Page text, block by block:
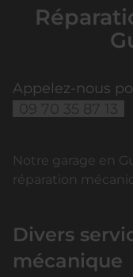
Appelez-nous
09 70 35 87 13
Notre garage en
réparation
Divers
mécanique